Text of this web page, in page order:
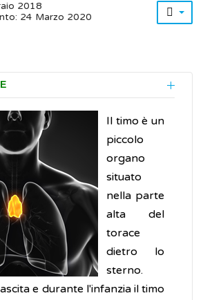
2018
24 Marzo 2020
Il timo è un
piccolo
organo
situato
nella parte
alta del
torace
dietro lo
sterno.
e durante l'infanzia il timo